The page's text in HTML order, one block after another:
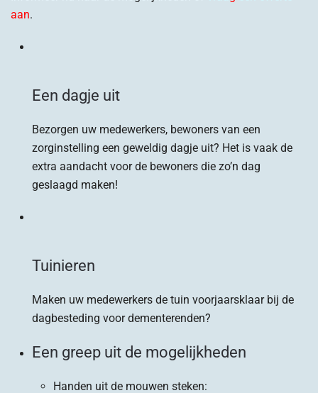
aan.
Een dagje uit
Bezorgen uw medewerkers, bewoners van een
zorginstelling een geweldig dagje uit? Het is vaak de
extra aandacht voor de bewoners die zo’n dag
geslaagd maken!
Tuinieren
Maken uw medewerkers de tuin voorjaarsklaar bij de
dagbesteding voor dementerenden?
Een greep uit de mogelijkheden
Handen uit de mouwen steken: